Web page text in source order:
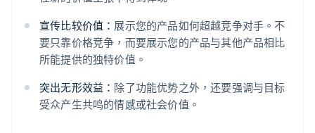
宣传比较价值： 展示您的产品如何超越竞争对手。不
要只靠价格竞争，而要展示您的产品与其他产品相比
所能提供的独特价值。
突出无形效益： 除了功能优势之外，还要强调与目标
受众产生共鸣的情感或社会价值。